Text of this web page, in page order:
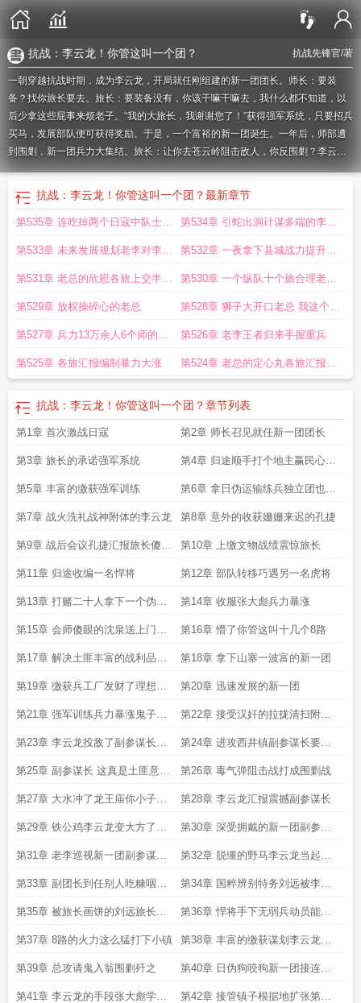
抗战先锋官/著
抗战：李云龙！你管这叫一个团？
一朝穿越抗战时期，成为李云龙，开局就任刚组建的新一团团长。师长：要装
备？找你旅长要去。旅长：要装备没有，你该干嘛干嘛去，我什么都不知道，以
后少拿这些屁事来烦老子。“我的大旅长，我谢谢您了！”获得强军系统，只要招兵
买马，发展部队便可获得奖励。于是，一个富裕的新一团诞生。一年后，师部遭
到围剿，新一团兵力大集结。旅长：让你去苍云岭阻击敌人，你反围剿？李云
龙：阻击最好的方式不是歼灭敌人吗？副总：李云龙！你管这叫一个团？这只是
开始……大授衔时，李云龙看着肩上的军衔，满意地点了点头，不枉我从抗日到
抗鹰立下的汗马功劳……
云龙你管这叫一个团吗 李云龙你知道吗抗战李云龙!你管这叫一个团子李云龙
编制
抗战李云龙你管这叫一个团全文阅读 李云龙抗日是什么电影抗日李云
龙我李云龙能听到鬼子的心声李云龙抗日战争是什么电视剧你他娘的真是个人
龙你得喊老子旅长来个李云龙 抗战李云龙!你管这叫一个团?txt百度亮剑李云龙
你管这叫一个团抗战李云龙!你管这叫一个团?抗战李云龙你管这叫一个团
抗战：李云龙！你管这叫一个团？最新章节
第535章 连吃掉两个日寇中队士气
高昂的队伍
第534章 引蛇出洞计谋多端的李大
本事
第533章 未来发展规划老李对李大
本事的期待
第532章 一夜拿下县城战力提升让
人意外
第531章 老总的欣慰各旅上交半年
的答卷
第530章 一个纵队十个旅合理老李
你这是早有预谋
第529章 放权操碎心的老总 第528章 狮子大开口老总 我这个前
线总指挥让他当好了
第527章 兵力13万余人6个师的编
制
第526章 老李王者归来手握重兵
第525章 各旅汇报编制暴力大涨 第524章 老总的定心丸各旅汇报编
抗战：李云龙！你管这叫一个团？章节列表
第1章 首次激战日寇 第2章 师长召见就任新一团团长
第3章 旅长的承诺强军系统 第4章 归途顺手打个地主赢民心兵
力暴涨
第5章 丰富的缴获强军训练 第6章 拿日伪运输练兵独立团也盯
上运输
第7章 战火洗礼战神附体的李云龙 第8章 意外的收获姗姗来迟的孔捷
第9章 战后会议孔捷汇报旅长傻眼
了
第10章 上缴文物战绩震惊旅长
第11章 归途收编一名悍将 第12章 部队转移巧遇另一名虎将
第13章 打赌二十人拿下一个伪军
营
第14章 收服张大彪兵力暴涨
第15章 会师傻眼的沈泉送上门的
垫脚石
第16章 懵了你管这叫十几个8路
第17章 解决土匪丰富的战利品还
有意外之喜
第18章 拿下山寨一波富的新一团
第19章 缴获兵工厂发财了理想的
根据地
第20章 迅速发展的新一团
第21章 强军训练兵力暴涨鬼子特
使到来
第22章 接受汉奸的拉拢清扫附近
土匪山寨
第23章 李云龙投敌了副参谋长的
疑惑
第24章 进攻西井镇副参谋长要拉
拢我
第25章 副参谋长 这真是土匪意外
的战利品
第26章 毒气弹阻击战打成围剿战
第27章 大水冲了龙王庙你小子当
起了山大王
第28章 李云龙汇报震撼副参谋长
第29章 铁公鸡李云龙变大方了新
一团军魂觉醒
第30章 深受拥戴的新一团副参谋
长深感欣慰兵力扩张
第31章 老李巡视新一团副参谋长
回归震惊老总
第32章 脱缰的野马李云龙当起了
山大王
第33章 副团长到任别人吃糠咽菜
李云龙大鱼大肉
第34章 国粹辨别特务刘远被李云
龙的魅力折服
第35章 被旅长画饼的刘远旅长没
骗我
第36章 悍将手下无弱兵动员能力
之强震撼刘远
第37章 8路的火力这么猛打下小镇 第38章 丰富的缴获谋划李云龙的
微操
第39章 总攻请鬼入翁围剿歼之 第40章 日伪狗咬狗新一团接连拿
下三个小镇
第41章 李云龙的手段张大彪学废 第42章 接管镇子根据地扩张第三